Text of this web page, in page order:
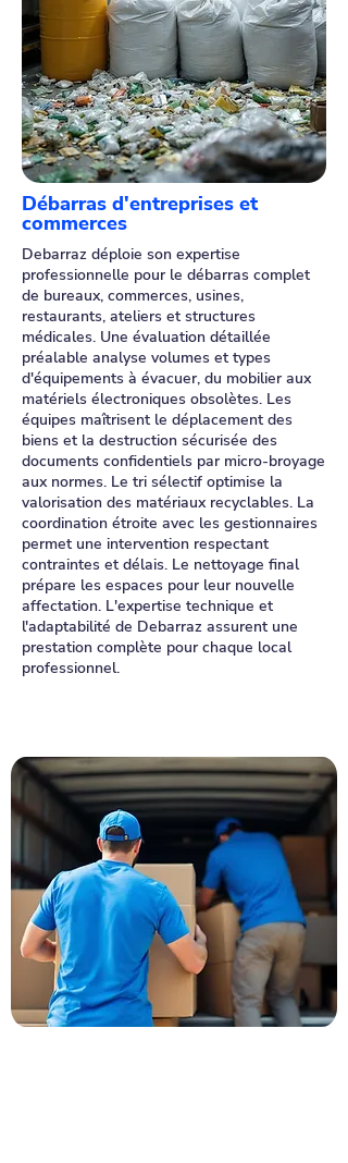
Débarras d'entreprises et
commerces
Debarraz déploie son expertise
professionnelle pour le débarras complet
de bureaux, commerces, usines,
restaurants, ateliers et structures
médicales. Une évaluation détaillée
préalable analyse volumes et types
d'équipements à évacuer, du mobilier aux
matériels électroniques obsolètes. Les
équipes maîtrisent le déplacement des
biens et la destruction sécurisée des
documents confidentiels par micro-broyage
aux normes. Le tri sélectif optimise la
valorisation des matériaux recyclables. La
coordination étroite avec les gestionnaires
permet une intervention respectant
contraintes et délais. Le nettoyage final
prépare les espaces pour leur nouvelle
affectation. L'expertise technique et
l'adaptabilité de Debarraz assurent une
prestation complète pour chaque local
professionnel.